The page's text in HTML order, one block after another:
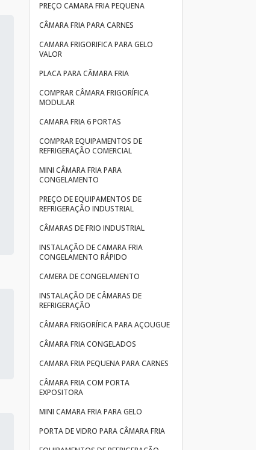
PREÇO CAMARA FRIA PEQUENA
CÂMARA FRIA PARA CARNES
CAMARA FRIGORIFICA PARA GELO
VALOR
PLACA PARA CÂMARA FRIA
COMPRAR CÂMARA FRIGORÍFICA
MODULAR
CAMARA FRIA 6 PORTAS
COMPRAR EQUIPAMENTOS DE
REFRIGERAÇÃO COMERCIAL
MINI CÂMARA FRIA PARA
CONGELAMENTO
PREÇO DE EQUIPAMENTOS DE
REFRIGERAÇÃO INDUSTRIAL
CÂMARAS DE FRIO INDUSTRIAL
INSTALAÇÃO DE CAMARA FRIA
CONGELAMENTO RÁPIDO
CAMERA DE CONGELAMENTO
INSTALAÇÃO DE CÂMARAS DE
REFRIGERAÇÃO
CÂMARA FRIGORÍFICA PARA AÇOUGUE
CÂMARA FRIA CONGELADOS
CAMARA FRIA PEQUENA PARA CARNES
CÂMARA FRIA COM PORTA
EXPOSITORA
MINI CAMARA FRIA PARA GELO
PORTA DE VIDRO PARA CÂMARA FRIA